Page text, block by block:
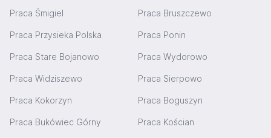
Praca Śmigiel Praca Bruszczewo
Praca Przysieka Polska Praca Ponin
Praca Stare Bojanowo Praca Wydorowo
Praca Widziszewo Praca Sierpowo
Praca Kokorzyn Praca Boguszyn
Praca Bukówiec Górny Praca Kościan